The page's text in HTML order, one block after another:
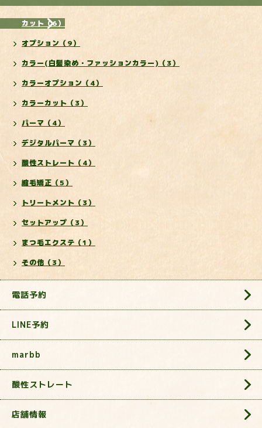
カット（6）
オプション（9）
カラー(白髪染め・ファッションカラー)（3）
カラーオプション（4）
カラーカット（3）
パーマ（4）
デジタルパーマ（3）
酸性ストレート（4）
縮毛矯正（5）
トリートメント（3）
セットアップ（3）
まつ毛エクステ（1）
その他（3）
電話予約
LINE予約
marbb
酸性ストレート
店舗情報